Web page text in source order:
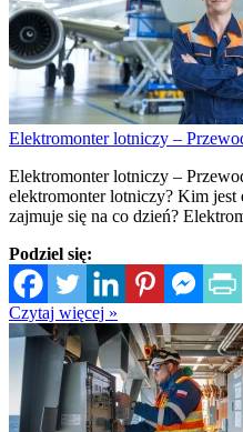
Elektromonter lotniczy –
Elektromonter lotniczy –
elektromonter lotniczy? Kim
zajmuje się na co dzień?
Podziel się:
Czytaj więcej »